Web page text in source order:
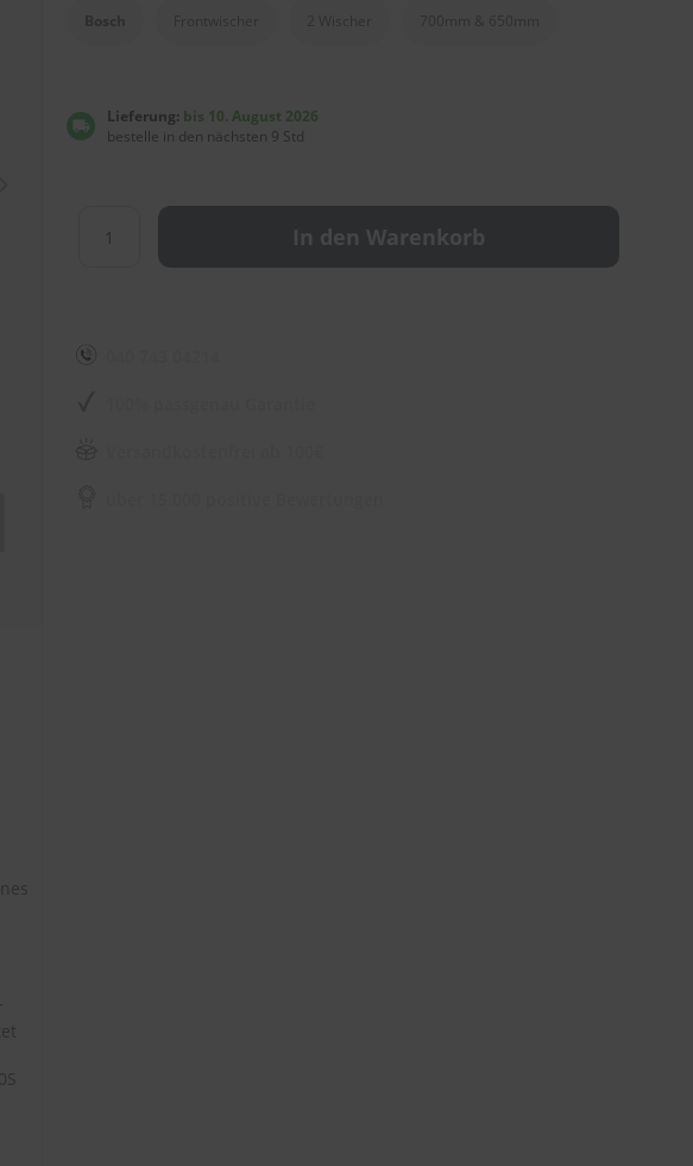
Lieferung: bis 10. August 2026
bestelle in den nächsten 9 Std
In den Warenkorb